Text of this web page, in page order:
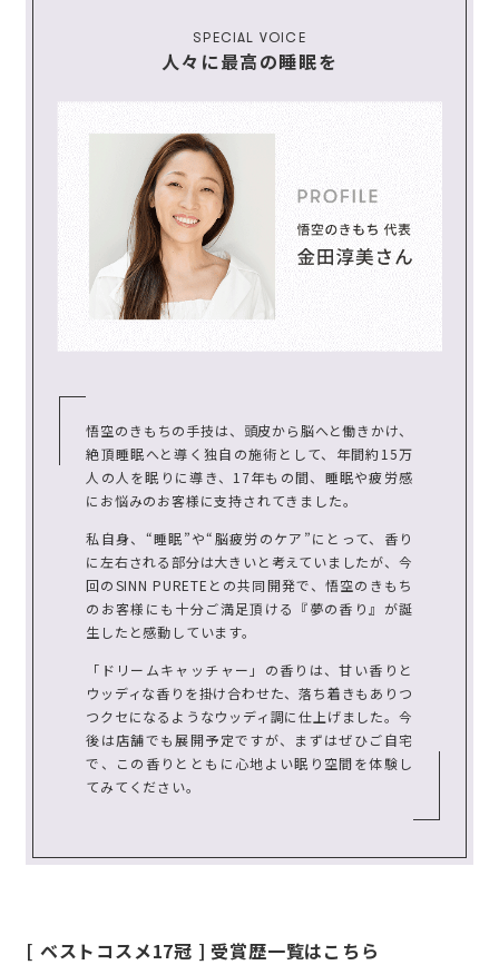
SPECIAL VOICE
人々に最高の睡眠を
悟空のきもちの手技は、頭皮から脳へと働きかけ、
絶頂睡眠へと導く独自の施術として、年間約15万
人の人を眠りに導き、17年もの間、睡眠や疲労感
にお悩みのお客様に支持されてきました。
私自身、“睡眠”や“脳疲労のケア”にとって、香り
に左右される部分は大きいと考えていましたが、今
回のSINN PURETEとの共同開発で、悟空のきもち
のお客様にも十分ご満足頂ける『夢の香り』が誕
生したと感動しています。
「ドリームキャッチャー」の香りは、甘い香りと
ウッディな香りを掛け合わせた、落ち着きもありつ
つクセになるようなウッディ調に仕上げました。今
後は店舗でも展開予定ですが、まずはぜひご自宅
で、この香りとともに心地よい眠り空間を体験し
てみてください。
[ ベストコスメ17冠 ] 受賞歴一覧はこちら